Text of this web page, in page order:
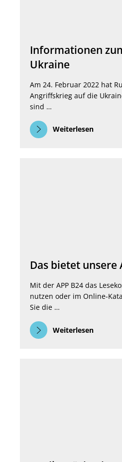
Informationen
Ukraine
Am 24. Februar 2022 hat
Angriffskrieg auf die
sind …
Weiterlesen
Das bietet unsere
Mit der APP B24 das
nutzen oder im Online-
Sie die …
Weiterlesen